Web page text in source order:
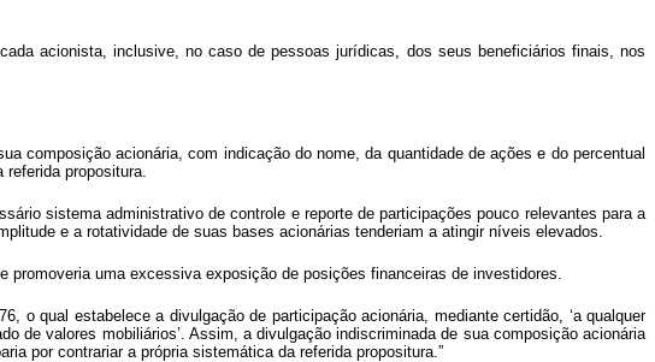
acionista, inclusive, no caso de pessoas jurídicas, dos seus beneficiários finais, nos
composição acionária, com indicação do nome, da quantidade de ações e do percentual
propositura.
sistema administrativo de controle e reporte de participações pouco relevantes para a
e a rotatividade de suas bases acionárias tenderiam a atingir níveis elevados.
uma excessiva exposição de posições financeiras de investidores.
o qual estabelece a divulgação de participação acionária, mediante certidão, ‘a qualquer
de valores mobiliários’. Assim, a divulgação indiscriminada de sua composição acionária
por contrariar a própria sistemática da referida propositura.”